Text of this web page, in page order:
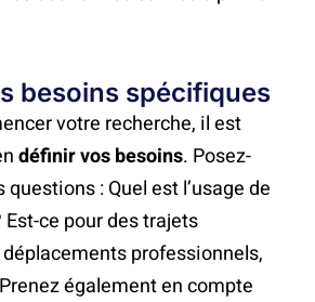
besoins spécifiques
votre recherche, il est
définir vos besoins. Posez-
: Quel est l’usage de
ce pour des trajets
professionnels,
également en compte